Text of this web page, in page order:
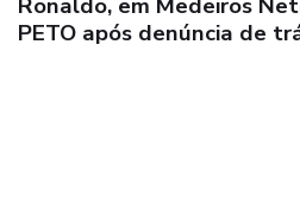
Polícia Civil de Caravelas
prisão no Espírito Santo